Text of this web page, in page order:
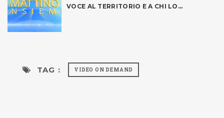
VOCE AL TERRITORIO E A CHI LO...
TAG : VIDEO ON DEMAND